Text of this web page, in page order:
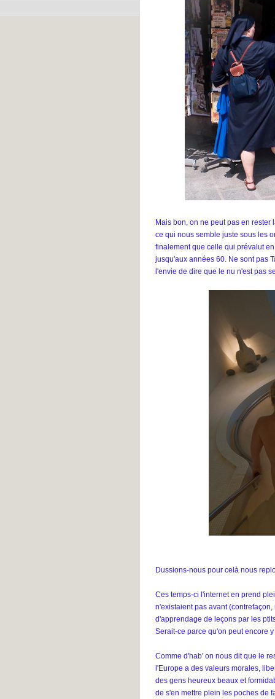
Mais bon, on ne peut pas en rester
ce qui nous semble juste sous les
finalement que celle qui prévalut
jusqu'aux années 60. Ne sont pas
l'envie de dire que le nu n'est pas
Dussions-nous pour celà nous
Ces temps-ci l'internet en prend
n'existaient pas avant
d'apprendage de leçons par les
Serait-ce parce qu'on peut encore
Comme d'hab' on nous dit que le
l'Europe a des valeurs morales,
des gens heureux beaux et
de s'en mettre plein les poches de